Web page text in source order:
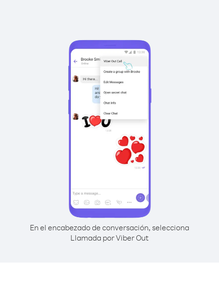
En el encabezado de conversación, selecciona
Llamada por Viber Out